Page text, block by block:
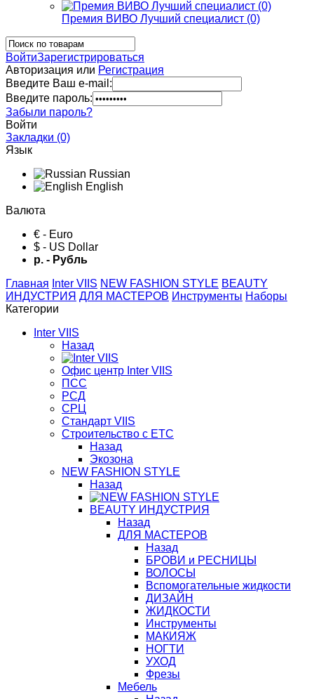
Премия ВИВО Лучший специалист (0)
ВойтиЗарегистрироваться
Авторизация или Регистрация
Введите Ваш e-mail:
Введите пароль:
Забыли пароль?
Войти
Закладки (0)
Язык
Russian
English
Валюта
€ - Euro
$ - US Dollar
р. - Рубль
Главная Inter VIIS NEW FASHION STYLE BЕАUTY
ИНДУСТРИЯ ДЛЯ МАСТЕРОВ Инструменты Наборы
Категории
Inter VIIS
Назад
Офис центр Inter VIIS
ПСС
РСД
СРЦ
Стандарт VIIS
Строительство с ЕТС
Назад
Экозона
NEW FASHION STYLE
Назад
BЕАUTY ИНДУСТРИЯ
Назад
ДЛЯ МАСТЕРОВ
Назад
БРОВИ и РЕСНИЦЫ
ВОЛОСЫ
Вспомогательные жидкости
ДИЗАЙН
ЖИДКОСТИ
Инструменты
МАКИЯЖ
НОГТИ
УХОД
Фрезы
Мебель